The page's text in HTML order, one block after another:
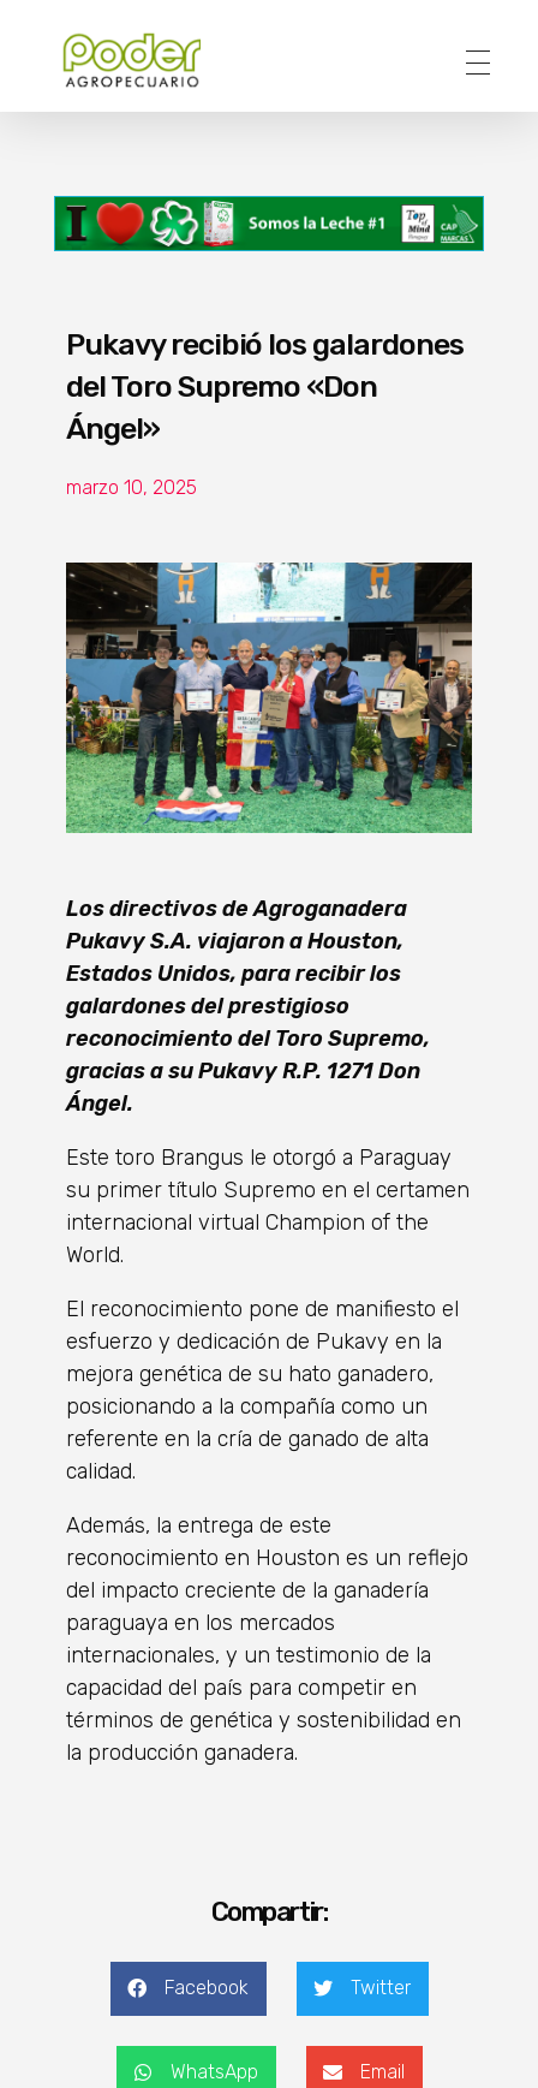
Pukavy recibió los galardones
del Toro Supremo «Don
Ángel»
marzo 10, 2025
Los directivos de Agroganadera
Pukavy S.A. viajaron a Houston,
Estados Unidos, para recibir los
galardones del prestigioso
reconocimiento del Toro Supremo,
gracias a su Pukavy R.P. 1271 Don
Ángel.
Este toro Brangus le otorgó a Paraguay
su primer título Supremo en el certamen
internacional virtual Champion of the
World.
El reconocimiento pone de manifiesto el
esfuerzo y dedicación de Pukavy en la
mejora genética de su hato ganadero,
posicionando a la compañía como un
referente en la cría de ganado de alta
calidad.
Además, la entrega de este
reconocimiento en Houston es un reflejo
del impacto creciente de la ganadería
paraguaya en los mercados
internacionales, y un testimonio de la
capacidad del país para competir en
términos de genética y sostenibilidad en
la producción ganadera.
Compartir:
Facebook Twitter
WhatsApp Email